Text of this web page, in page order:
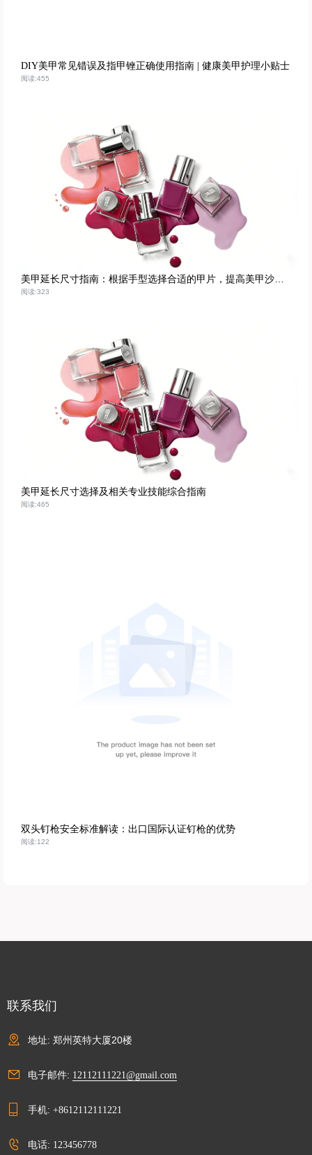
DIY美甲常见错误及指甲锉正确使用指南 | 健康美甲护理小贴士
阅读:455
阅读:323
美甲延长尺寸选择及相关专业技能综合指南
阅读:465
双头钉枪安全标准解读：出口国际认证钉枪的优势
阅读:122
联系我们
地址: 郑州英特大厦20楼
电子邮件: 12112111221@gmail.com
手机: +8612112111221
电话: 123456778